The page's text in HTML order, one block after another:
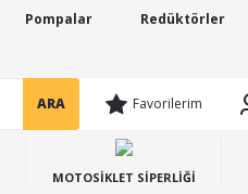
Pompalar Redüktörler
ARA Favorilerim
MOTOSİKLET SİPERLİĞİ